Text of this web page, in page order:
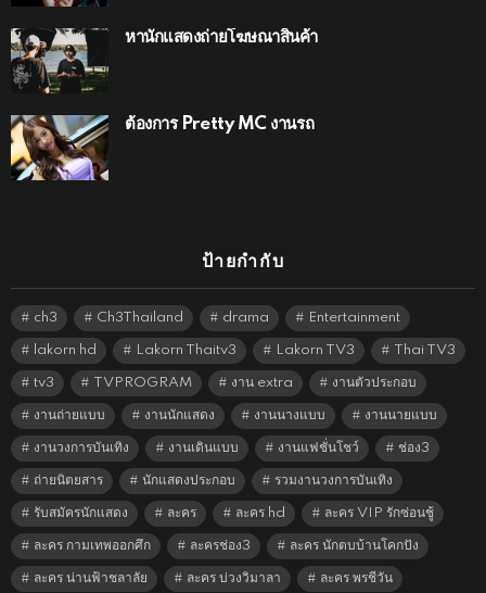
หานักแสดงถ่ายโฆษณาสินค้า
ต้องการ Pretty MC งานรถ
ป้ายกำกับ
ch3 Ch3Thailand drama Entertainment
lakorn hd Lakorn Thaitv3 Lakorn TV3 Thai TV3
tv3 TVPROGRAM งาน extra งานตัวประกอบ
งานถ่ายแบบ งานนักแสดง งานนางแบบ งานนายแบบ
งานวงการบันเทิง งานเดินแบบ งานแฟชั่นโชว์ ช่อง3
ถ่ายนิตยสาร นักแสดงประกอบ รวมงานวงการบันเทิง
รับสมัครนักแสดง ละคร ละคร hd ละคร VIP รักซ่อนชู้
ละคร กามเทพออกศึก ละครช่อง3 ละคร นักตบบ้านโคกปัง
ละคร น่านฟ้าชลาลัย ละคร บ่วงวิมาลา ละคร พรชีวัน